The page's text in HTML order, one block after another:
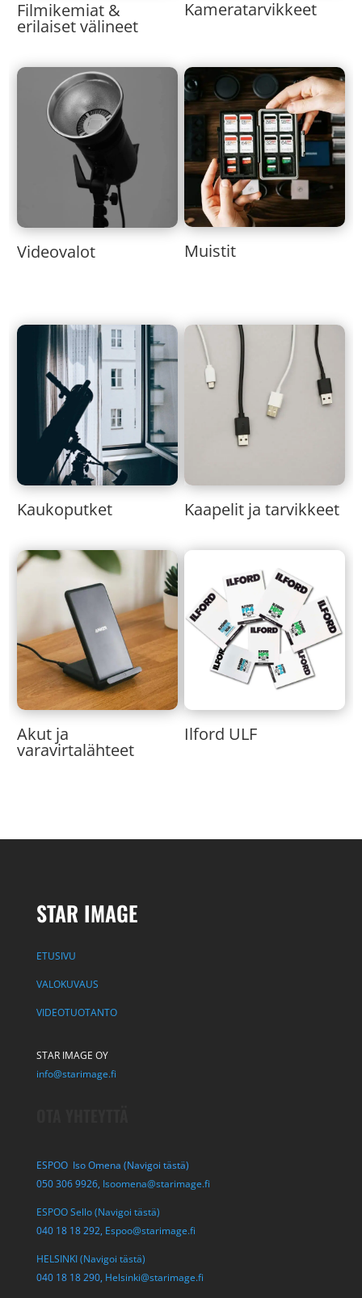
Filmikemiat &
erilaiset välineet
Kameratarvikkeet
Videovalot Muistit
Kaukoputket Kaapelit ja tarvikkeet
Akut ja
varavirtalähteet
Ilford ULF
STAR IMAGE
ETUSIVU
VALOKUVAUS
VIDEOTUOTANTO
STAR IMAGE OY
info@starimage.fi
ESPOO Iso Omena (Navigoi tästä)
050 306 9926, Isoomena@starimage.fi
ESPOO Sello (Navigoi tästä)
040 18 18 292, Espoo@starimage.fi
HELSINKI (Navigoi tästä)
040 18 18 290, Helsinki@starimage.fi